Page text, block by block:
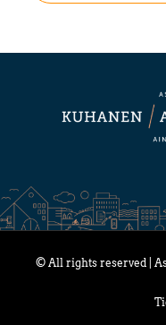
© All rights reserved |